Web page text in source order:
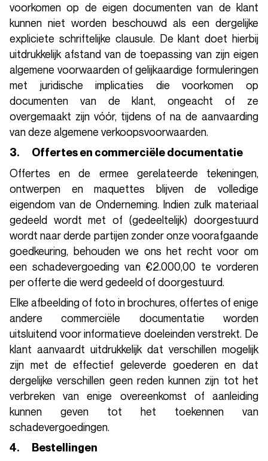
voorkomen op de eigen documenten van de klant
kunnen niet worden beschouwd als een dergelijke
expliciete schriftelijke clausule. De klant doet hierbij
uitdrukkelijk afstand van de toepassing van zijn eigen
algemene voorwaarden of gelijkaardige formuleringen
met juridische implicaties die voorkomen op
documenten van de klant, ongeacht of ze
overgemaakt zijn vóór, tijdens of na de aanvaarding
van deze algemene verkoopsvoorwaarden.
3. Offertes en commerciële documentatie
Offertes en de ermee gerelateerde tekeningen,
ontwerpen en maquettes blijven de volledige
eigendom van de Onderneming. Indien zulk materiaal
gedeeld wordt met of (gedeeltelijk) doorgestuurd
wordt naar derde partijen zonder onze voorafgaande
goedkeuring, behouden we ons het recht voor om
een schadevergoeding van €2.000,00 te vorderen
per offerte die werd gedeeld of doorgestuurd.
Elke afbeelding of foto in brochures, offertes of enige
andere commerciële documentatie worden
uitsluitend voor informatieve doeleinden verstrekt. De
klant aanvaardt uitdrukkelijk dat verschillen mogelijk
zijn met de effectief geleverde goederen en dat
dergelijke verschillen geen reden kunnen zijn tot het
verbreken van enige overeenkomst of aanleiding
kunnen geven tot het toekennen van
schadevergoedingen.
4. Bestellingen